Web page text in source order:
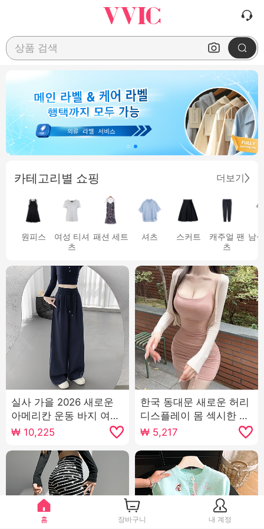
상품 검색
카테고리별 쇼핑 더보기
원피스
여성 티셔
츠
패션 세트 셔츠 스커트
캐주얼 팬
츠
남
실사 가을 2026 새로운
아메리칸 운동 바지 여성
로우 웨이스트 루즈핏 느
긋한 넓은 다리 캐주얼 웨
이 바지 와이드 레그 팬츠
어린이
₩ 10,225
한국 동대문 새로운 허리
디스플레이 몸 섹시한 여
성 디스플레이 가슴 빅 단
단한 엉덩이 슬링 드레스
조수
₩ 5,217
홈 장바구니 내 계정